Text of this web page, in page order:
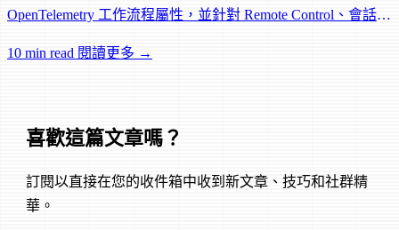
OpenTelemetry 工作流程屬性，並針對 Remote Control、會話管
10 min read 閱讀更多 →
喜歡這篇文章嗎？
訂閱以直接在您的收件箱中收到新文章、技巧和社群精
華。